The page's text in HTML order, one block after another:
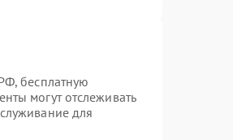
бесплатную
могут отслеживать
для